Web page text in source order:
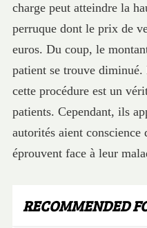
charge peut atteindre la
perruque dont le prix de
euros. Du coup, le
patient se trouve
cette procédure est un
patients. Cependant, ils
autorités aient conscience
éprouvent face à leur
RECOMMENDED